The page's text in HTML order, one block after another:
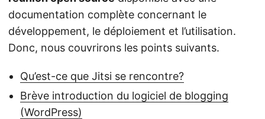
documentation complète concernant le
développement, le déploiement et l’utilisation.
Donc, nous couvrirons les points suivants.
Qu’est-ce que Jitsi se rencontre?
Brève introduction du logiciel de blogging
(WordPress)